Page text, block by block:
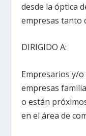
desde la óptica
empresas tanto
DIRIGIDO A:
Empresarios y/
empresas
o están
en el área de